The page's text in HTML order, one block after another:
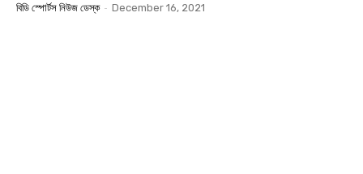
বিডি স্পোর্টস নিউজ ডেস্ক - December 16, 2021